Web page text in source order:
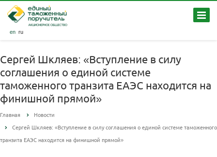
en ru
Сергей Шкляев: «Вступление в силу
соглашения о единой системе
таможенного транзита ЕАЭС находится на
финишной прямой»
Главная
Новости
Сергей Шкляев: «Вступление в силу соглашения о единой системе таможенного
транзита ЕАЭС находится на финишной прямой»